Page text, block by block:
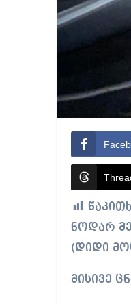
ნოდარ მელაძის ინფორმაციით, მისი მანქანიდან წაღებულია გარე ვინჩესტერი
(დიდი
მისივე